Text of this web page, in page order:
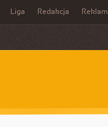
Liga Redakcja